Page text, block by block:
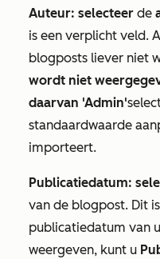
Auteur: selecteer de
is een verplicht veld.
blogposts liever niet
wordt niet
daarvan 'Admin'
standaardwaarde
importeert.
Publicatiedatum:
van de blogpost. Dit
publicatiedatum van
weergeven, kunt u